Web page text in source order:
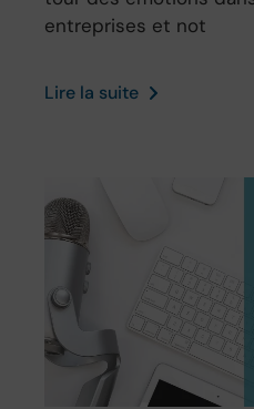
entreprises et not
Lire la suite